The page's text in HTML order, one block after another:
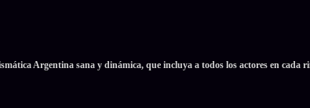
Argentina sana y dinámica, que incluya a todos los actores en cada